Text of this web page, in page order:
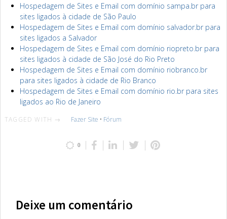
Hospedagem de Sites e Email com domínio sampa.br para
sites ligados à cidade de São Paulo
Hospedagem de Sites e Email com domínio salvador.br para
sites ligados a Salvador
Hospedagem de Sites e Email com domínio riopreto.br para
sites ligados à cidade de São José do Rio Preto
Hospedagem de Sites e Email com domínio riobranco.br
para sites ligados à cidade de Rio Branco
Hospedagem de Sites e Email com domínio rio.br para sites
ligados ao Rio de Janeiro
TAGGED WITH → Fazer Site • Fórum
0
Deixe um comentário